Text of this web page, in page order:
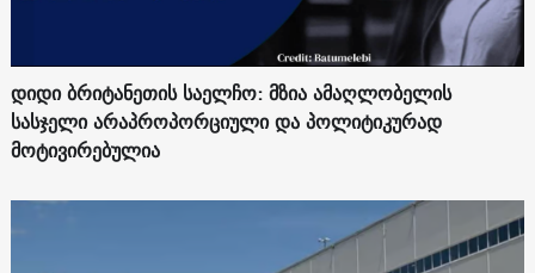
დიდი ბრიტანეთის საელჩო: მზია ამაღლობელის
სასჯელი არაპროპორციული და პოლიტიკურად
მოტივირებულია